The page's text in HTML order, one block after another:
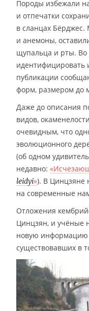
Породы избежали
и отпечатки
в сланцах Бёрджес.
и анемоны,
щупальца и рты. Во
идентифицировать
публикации
форм, размером до
Даже до описания
видов,
очевидным, что
эволюционного
(об одном
недавно:
leidyi»). В Цинцзяне
на современные
Отложения
Цинцзян, и учёные
новую информацию
существовавших в